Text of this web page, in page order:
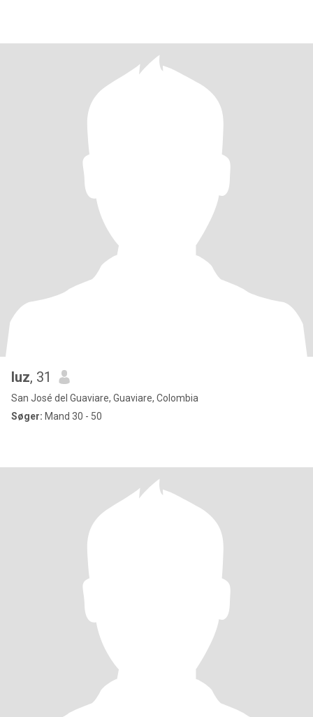
luz, 31
San José del Guaviare, Guaviare, Colombia
Søger: Mand 30 - 50